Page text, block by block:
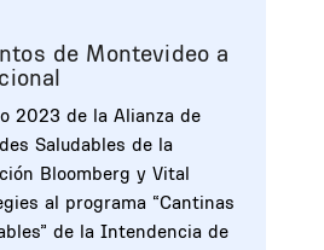
de Montevideo a
2023 de la Alianza de
Saludables de la
Bloomberg y Vital
al programa “Cantinas
de la Intendencia de